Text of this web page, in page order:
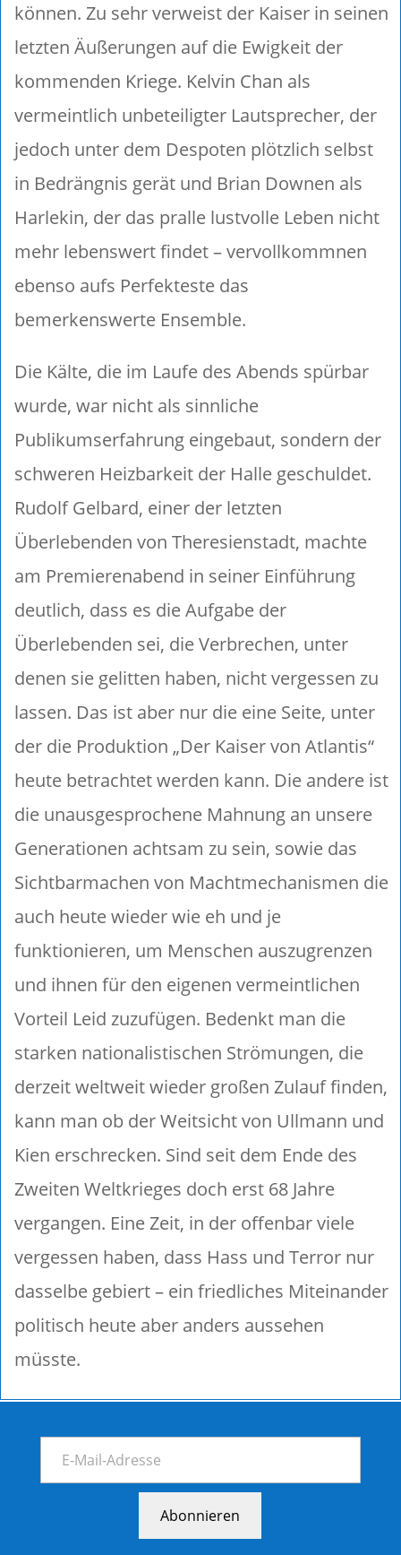
können. Zu sehr verweist der Kaiser in seinen
letzten Äußerungen auf die Ewigkeit der
kommenden Kriege. Kelvin Chan als
vermeintlich unbeteiligter Lautsprecher, der
jedoch unter dem Despoten plötzlich selbst
in Bedrängnis gerät und Brian Downen als
Harlekin, der das pralle lustvolle Leben nicht
mehr lebenswert findet – vervollkommnen
ebenso aufs Perfekteste das
bemerkenswerte Ensemble.
Die Kälte, die im Laufe des Abends spürbar
wurde, war nicht als sinnliche
Publikumserfahrung eingebaut, sondern der
schweren Heizbarkeit der Halle geschuldet.
Rudolf Gelbard, einer der letzten
Überlebenden von Theresienstadt, machte
am Premierenabend in seiner Einführung
deutlich, dass es die Aufgabe der
Überlebenden sei, die Verbrechen, unter
denen sie gelitten haben, nicht vergessen zu
lassen. Das ist aber nur die eine Seite, unter
der die Produktion „Der Kaiser von Atlantis“
heute betrachtet werden kann. Die andere ist
die unausgesprochene Mahnung an unsere
Generationen achtsam zu sein, sowie das
Sichtbarmachen von Machtmechanismen die
auch heute wieder wie eh und je
funktionieren, um Menschen auszugrenzen
und ihnen für den eigenen vermeintlichen
Vorteil Leid zuzufügen. Bedenkt man die
starken nationalistischen Strömungen, die
derzeit weltweit wieder großen Zulauf finden,
kann man ob der Weitsicht von Ullmann und
Kien erschrecken. Sind seit dem Ende des
Zweiten Weltkrieges doch erst 68 Jahre
vergangen. Eine Zeit, in der offenbar viele
vergessen haben, dass Hass und Terror nur
dasselbe gebiert – ein friedliches Miteinander
politisch heute aber anders aussehen
müsste.
Abonnieren